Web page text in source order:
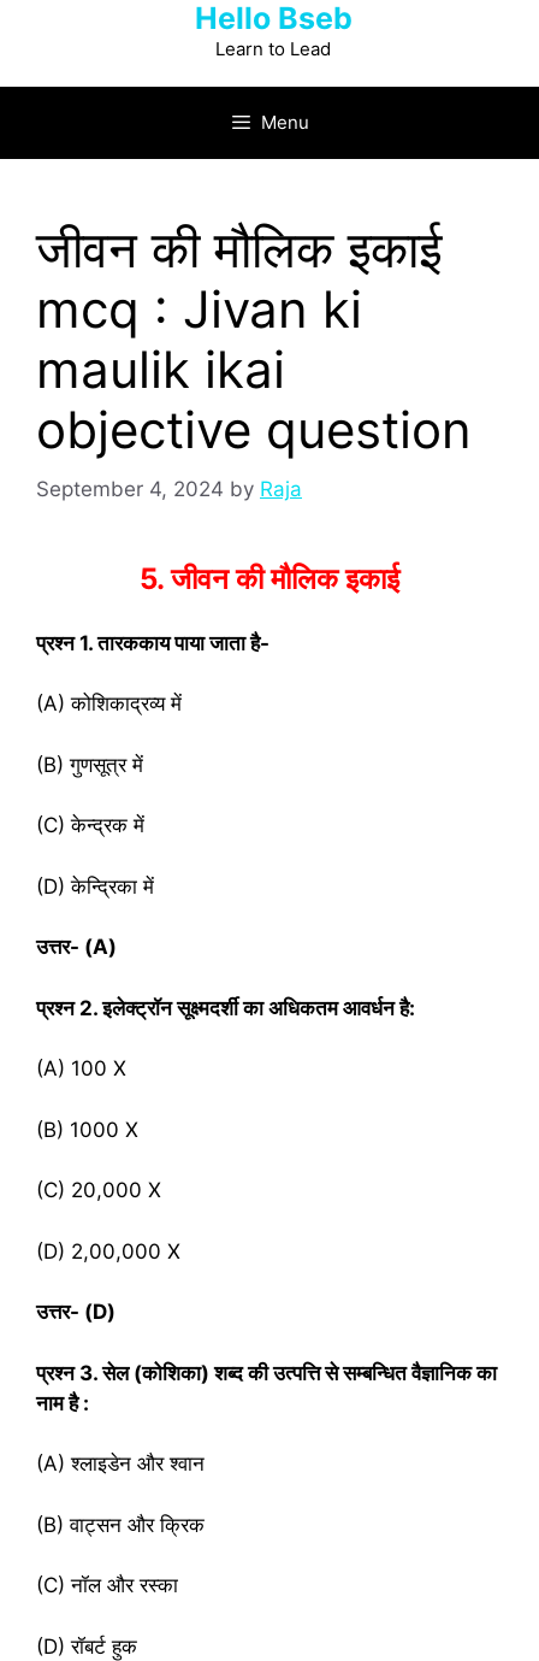
Hello Bseb
Learn to Lead
Menu
जीवन की मौलिक इकाई
mcq : Jivan ki
maulik ikai
objective question
September 4, 2024 by Raja
5. जीवन की मौलिक इकाई
प्रश्‍न1. तारककाय पाया जाता है-
(A) कोशिकाद्रव्य में
(B) गुणसूत्र में
(C) केन्द्रक में
(D) केन्द्रिका में
उत्तर- (A)
प्रश्‍न 2. इलेक्ट्रॉन सूक्ष्मदर्शी का अधिकतम आवर्धन है:
(A) 100 X
(B) 1000 X
(C) 20,000 X
(D) 2,00,000 X
उत्तर- (D)
प्रश्‍न 3. सेल (कोशिका) शब्द की उत्पत्ति से सम्बन्धित वैज्ञानिक का
नाम है :
(A) श्‍लाइडेन और श्वान
(B) वाट्सन और क्रिक
(C) नॉल और रस्का
(D) रॉबर्ट हुक